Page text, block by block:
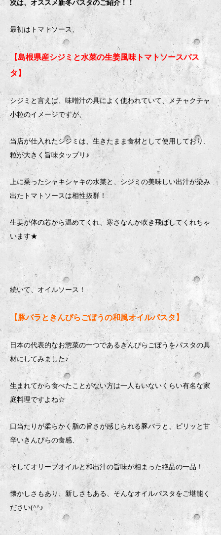
次は、オススメ新冬パスタのご紹介！！
最初はトマトソース、
【島根県産シジミと水菜の生姜風味トマトソースパス
タ】
シジミと言えば、味噌汁の具によく使われていて、メチャクチャ
小粒のイメージですが、
当店が仕入れたシジミは、生きたまま食材として使用しており、
粒が大きく旨味タップリ♪
上に乗ったシャキシャキの水菜と、シジミの美味しい出汁が染み
出たトマトソースは相性抜群！
生姜が体の芯から温めてくれ、寒さなんか吹き飛ばしてくれちゃ
います★
続いて、オイルソース！
【豚バラときんぴらごぼうの和風オイルパスタ】
日本の代表的なお惣菜の一つであるきんぴらごぼうをパスタの具
材にしてみました♪
生まれてから食べたことがない方は一人もいないくらい有名な家
庭料理ですよね☆
口当たりが柔らかく脂の旨さが感じられる豚バラと、ピリッと甘
辛いきんぴらの食感、
そしてオリーブオイルと和出汁の旨味が相まった絶品の一品！
懐かしさもあり、新しさもある、そんなオイルパスタをご堪能く
ださい(^^♪